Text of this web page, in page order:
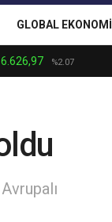
GLOBAL EKONOMI
6.626,97 %2.07